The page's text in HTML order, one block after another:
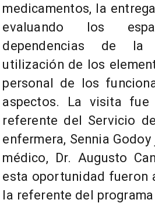
medicamentos, la
evaluando los
dependencias de la
utilización de los
personal de los
aspectos. La visita
referente del Servicio
enfermera, Sennia
médico, Dr. Augusto
esta oportunidad fueron
la referente del